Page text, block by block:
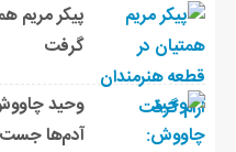
پیکر مریم
گرفت
وحید
آدم‌ها